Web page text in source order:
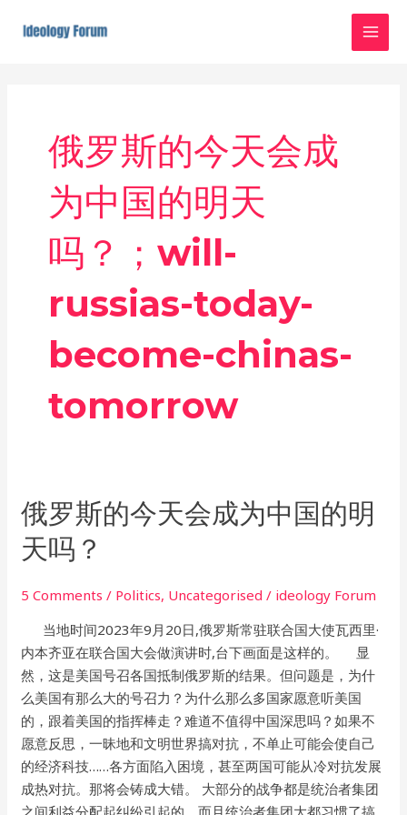
俄罗斯的今天会成
为中国的明天
吗？；will-
russias-today-
become-chinas-
tomorrow
俄罗斯的今天会成为中国的明
天吗？
5 Comments / Politics, Uncategorised / ideology Forum
当地时间2023年9月20日,俄罗斯常驻联合国大使瓦西里·
内本齐亚在联合国大会做演讲时,台下画面是这样的。 显
然，这是美国号召各国抵制俄罗斯的结果。但问题是，为什
么美国有那么大的号召力？为什么那么多国家愿意听美国
的，跟着美国的指挥棒走？难道不值得中国深思吗？如果不
愿意反思，一昧地和文明世界搞对抗，不单止可能会使自己
的经济科技……各方面陷入困境，甚至两国可能从冷对抗发展
成热对抗。那将会铸成大错。 大部分的战争都是统治者集团
之间利益分配起纠纷引起的。而且统治者集团大都习惯了搞
俄
罗
斯
今
会
成
为
中
国
的
明
天